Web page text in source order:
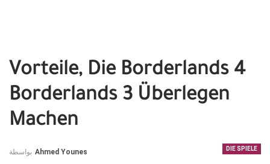
Vorteile, Die Borderlands 4
Borderlands 3 Überlegen
Machen
DIE SPIELE
Ahmed Younes